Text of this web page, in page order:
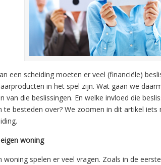
een scheiding moeten er veel (financiële)
in het spel zijn. Wat gaan we
van die beslissingen. En welke invloed die
te besteden over? We zoomen in dit artikel
woning
woning spelen er veel vragen. Zoals in de